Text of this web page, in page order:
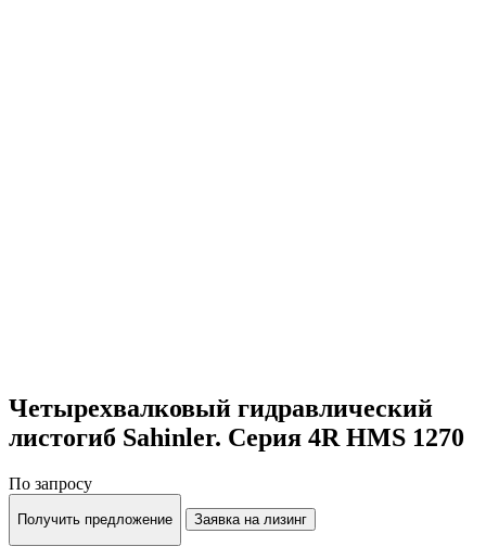
Четырехвалковый гидравлический
листогиб Sahinler. Серия 4R HMS 1270
По запросу
Получить предложение Заявка на лизинг